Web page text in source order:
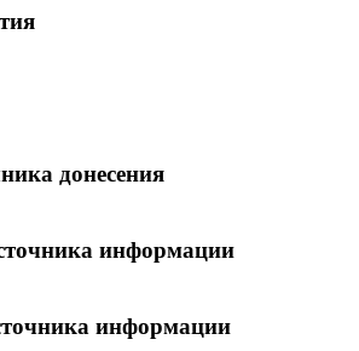
донесения
информации
информации